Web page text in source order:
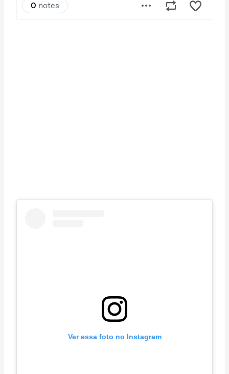
Ver essa foto no Instagram